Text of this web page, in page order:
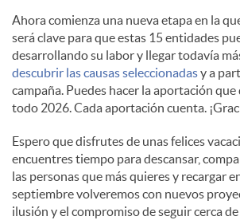
Ahora comienza una nueva etapa en la
será clave para que estas 15 entidades
desarrollando su labor y llegar todavía
descubrir las causas seleccionadasy a
campaña. Puedes hacer la aportación
todo 2026. Cada aportación cuenta.
Espero que disfrutes de unas felices
encuentres tiempo para descansar,
las personas que más quieres y recargar
septiembre volveremos con nuevos
ilusión y el compromiso de seguir cerca